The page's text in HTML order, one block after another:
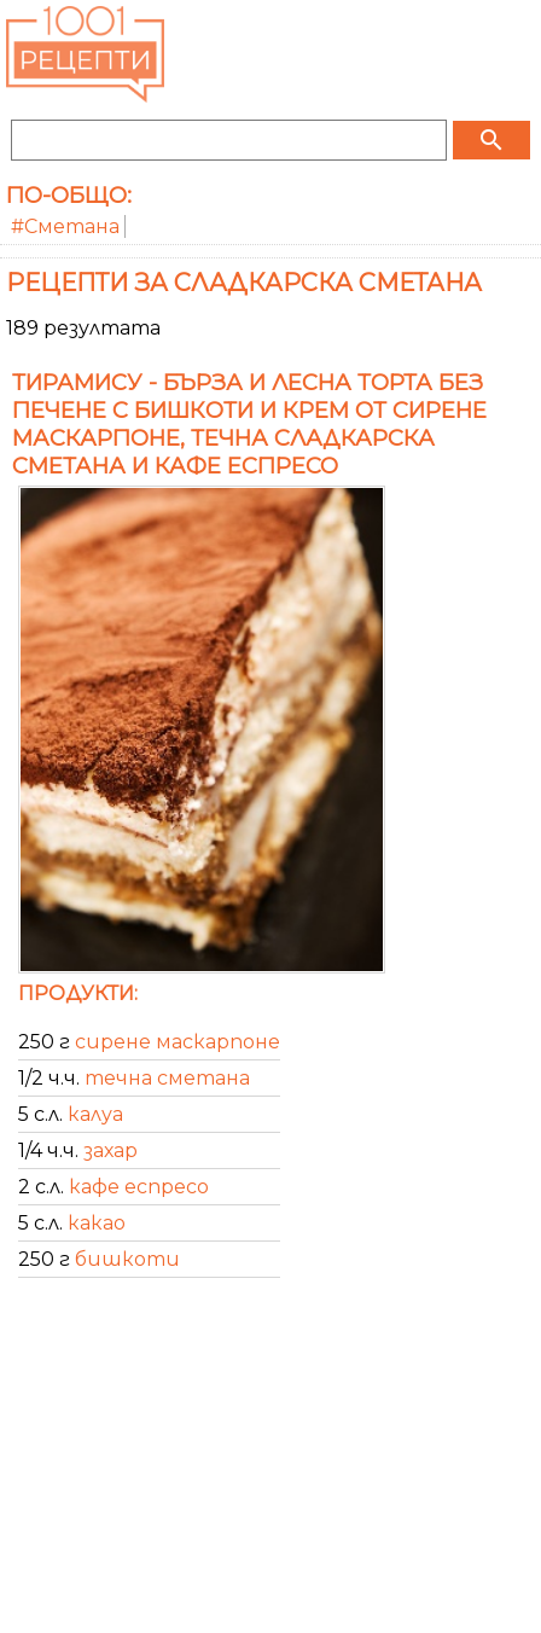
search
ПО-ОБЩО:
#Сметана
РЕЦЕПТИ ЗА СЛАДКАРСКА СМЕТАНА
189 резултата
ТИРАМИСУ - БЪРЗА И ЛЕСНА ТОРТА БЕЗ
ПЕЧЕНЕ С БИШКОТИ И КРЕМ ОТ СИРЕНЕ
МАСКАРПОНЕ, ТЕЧНА СЛАДКАРСКА
СМЕТАНА И КАФЕ ЕСПРЕСО
ПРОДУКТИ:
250 г сирене маскарпоне
1/2 ч.ч. течна сметана
5 с.л. калуа
1/4 ч.ч. захар
2 с.л. кафе еспресо
5 с.л. какао
250 г бишкоти